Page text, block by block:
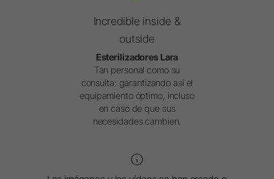
Incredible inside &
outside
Esterilizadores Lara
Tan personal como su
consulta: garantizando así el
equipamiento óptimo, incluso
en caso de que sus
necesidades cambien.